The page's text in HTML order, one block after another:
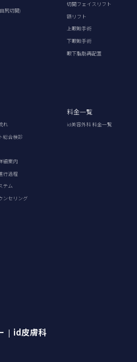
尻切開)
切開フェイスリフト
額リフト
上眼瞼手術
下眼瞼手術
眼下脂肪再配置
れ
総合検診
細案内
行過程
テム
ンセリング
料金一覧
id美容外科 料金一覧
| id皮膚科